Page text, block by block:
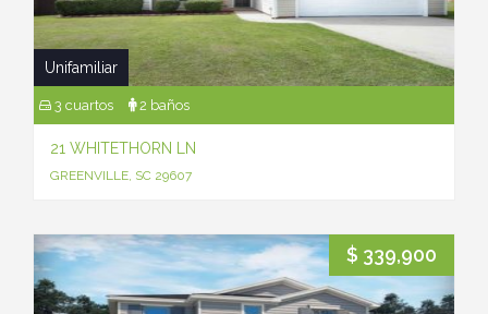
Unifamiliar
3 cuartos 2 baños
21 WHITETHORN LN
GREENVILLE, SC 29607
$ 339,900